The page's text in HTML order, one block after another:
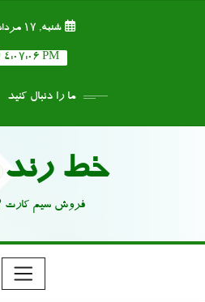
شنبه, ۱۷ مرداد ۱۴۰۵
4:07:07 PM
ما را دنبال کنید
خط رند 912
فروش سیم کارت 912 رند